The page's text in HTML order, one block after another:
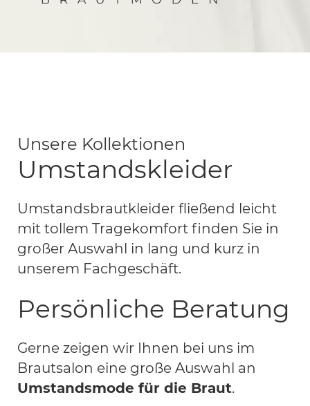
Unsere Kollektionen
Umstandskleider
Umstandsbrautkleider fließend leicht
mit tollem Tragekomfort finden Sie in
großer Auswahl in lang und kurz in
unserem Fachgeschäft.
Persönliche Beratung
Gerne zeigen wir Ihnen bei uns im
Brautsalon eine große Auswahl an
Umstandsmode für die Braut.